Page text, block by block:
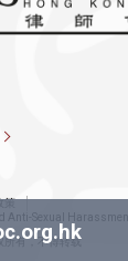
策
Anti-Sexual Harassment
所有，不得转载